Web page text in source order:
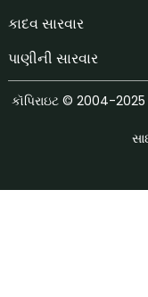
કાદવ સારવાર
પાણીની સારવાર
કૉપિરાઇટ © 2004-